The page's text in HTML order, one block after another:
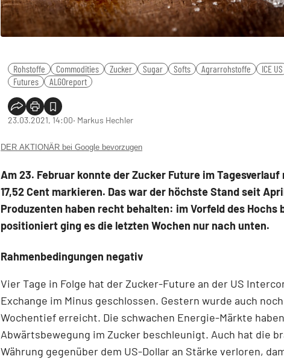
Rohstoffe Commodities Zucker Sugar Softs Agrarrohstoffe ICE US
Futures
ALGOreport
23.03.2021, 14:00‧ Markus Hechler
DER AKTIONÄR bei Google bevorzugen
Am 23. Februar konnte der Zucker Future im Tagesverlauf
17,52 Cent markieren. Das war der höchste Stand seit
Produzenten haben recht behalten: im Vorfeld des Hochs
positioniert ging es die letzten Wochen nur nach unten.
Rahmenbedingungen negativ
Vier Tage in Folge hat der Zucker-Future an der US
Exchange im Minus geschlossen. Gestern wurde auch
Wochentief erreicht. Die schwachen Energie-Märkte
Abwärtsbewegung im Zucker beschleunigt. Auch hat die
Währung gegenüber dem US-Dollar an Stärke verloren,